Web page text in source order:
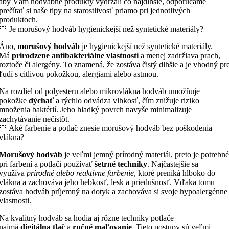
Je morušový hodváb hygienickejší než syntetické materiály?
prirodzene antibakteriálne vlastnostia menej zadržiava prach,
či alergény. To znamená, že zostáva čistý dlhšie a je vhodný
s citlivou pokožkou, alergiami alebo astmou.
dýchaťa rýchlo odvádza vlhkosť, čím znižuje riziko
baktérií. Jeho hladký povrch navyše minimalizuje
nečistôt.
Aké farbenie a potlač znesie morušový hodváb bez poškodenia
farbení a potlači používaťšetrné techniky. Najčastejšie sa
prírodné alebo reaktívne farbenie, ktoré preniká hlboko do
a zachováva jeho hebkosť, lesk a priedušnosť. Vďaka tomu
hodváb príjemný na dotyk a zachováva si svoje hypoalergénne
digitálna tlač a ručné maľovanie. Tieto postupy sú veľmi
pri luxusných produktoch, ako súhodvábne šatky.